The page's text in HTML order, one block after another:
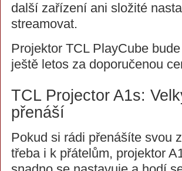
další zařízení ani složité
streamovat.
Projektor TCL PlayCube
ještě letos za doporučenou
TCL Projector A1s:
přenáší
Pokud si rádi přenášíte svou
třeba i k přátelům, projektor